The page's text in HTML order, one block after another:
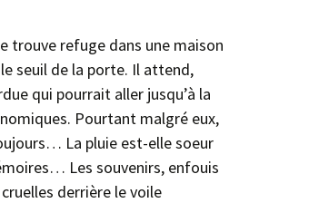
trouve refuge dans une maison
seuil de la porte. Il attend,
qui pourrait aller jusqu’à la
Pourtant malgré eux,
La pluie est-elle soeur
Les souvenirs, enfouis
derrière le voile